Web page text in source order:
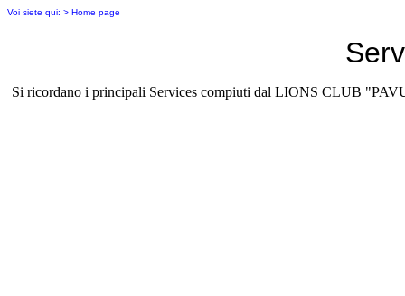
Voi siete qui: > Home page
Si ricordano i principali Services compiuti dal LIONS CLUB